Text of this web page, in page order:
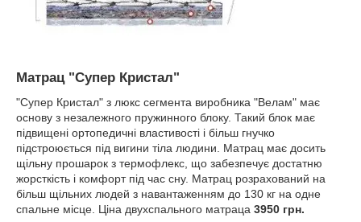
Матрац "Супер Кристал"
"Супер Кристал" з люкс сегмента виробника "Велам" має
основу з незалежного пружинного блоку. Такий блок має
підвищені ортопедичні властивості і більш гнучко
підстроюється під вигини тіла людини. Матрац має досить
щільну прошарок з термофлекс, що забезпечує достатню
жорсткість і комфорт під час сну. Матрац розрахований на
більш щільних людей з навантаженням до 130 кг на одне
спальне місце. Ціна двухспального матраца 3950 грн.